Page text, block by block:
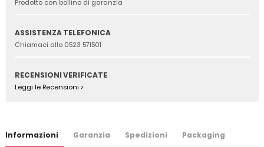
Prodotto con bollino di garanzia
ASSISTENZA TELEFONICA
Chiamaci allo 0523 571501
RECENSIONI VERIFICATE
Leggi le Recensioni >
Informazioni Garanzia Spedizioni Packaging